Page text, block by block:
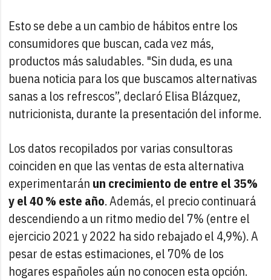
Esto se debe a un cambio de hábitos entre los
consumidores que buscan, cada vez más,
productos más saludables. "Sin duda, es una
buena noticia para los que buscamos alternativas
sanas a los refrescos”, declaró Elisa Blázquez,
nutricionista, durante la presentación del informe.
Los datos recopilados por varias consultoras
coinciden en que las ventas de esta alternativa
experimentarán un crecimiento de entre el 35%
y el 40 % este año. Además, el precio continuará
descendiendo a un ritmo medio del 7% (entre el
ejercicio 2021 y 2022 ha sido rebajado el 4,9%). A
pesar de estas estimaciones, el 70% de los
hogares españoles aún no conocen esta opción.